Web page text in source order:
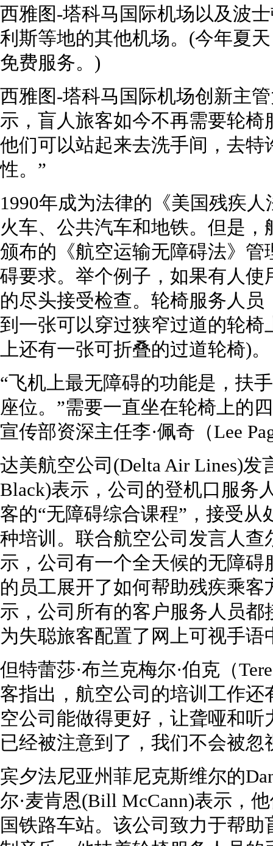
西雅图-塔科马国际机场以及波
利斯等地的其他机场。(今年夏
免费服务。)
西雅图-塔科马国际机场创新主
示，盲人旅客如今不再需要轮
他们可以站起来去洗手间，去
性。”
1990年成为法律的《美国残疾
火车、公共汽车和地铁。但是
颁布的《航空运输无障碍法》
碍要求。举个例子，如果有人
的尽头接受检查。轮椅服务人
到一张可以穿过狭窄过道的轮
上还有一张可折叠的过道轮椅)。
“飞机上最无障碍的功能是，扶
座位。”需要一直坐在轮椅上的
宣传部资深主任李·佩奇（Lee
达美航空公司(Delta Air Lines)发
Black)表示，公司的登机口服务
客的“无障碍综合课程”，接受
种培训。联合航空公司发言人查
示，公司有一个全天候的无障
的员工展开了如何帮助残疾乘
示，公司所有的客户服务人员
为失聪旅客配置了网上可视手
但特蕾莎·布兰克梅尔·伯克（
客指出，航空公司的培训工作
空公司能做得更好，让聋哑和
已经被注意到了，我们不会被忽
宾夕法尼亚州菲尼克斯维尔的
尔·麦肯恩(Bill McCann)表示，
国铁路车站。该公司致力于帮